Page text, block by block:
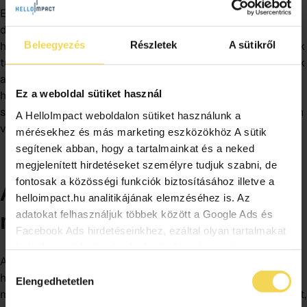
Beleegyezés Részletek A sütikről
Ez a weboldal sütiket használ
A HelloImpact weboldalon sütiket használunk a
mérésekhez és más marketing eszközökhöz A sütik
segítenek abban, hogy a tartalmainkat és a neked
megjelenített hirdetéseket személyre tudjuk szabni, de
fontosak a közösségi funkciók biztosításához illetve a
helloimpact.hu analitikájának elemzéséhez is. Az
adatokat felhasználjuk többek között a Google Ads és
Facebook Ads hirdetéseinkhez, ezáltal olyan tartalmakat
biztosításához arra kérünk, hogy engedd meg
számunkra minden mérés használatát. Természetesen
kiválasztása
Elengedhetetlen
Ehhez kapcsolódva Illés József is megosztotta saját
dilemmáját: korábban megkapta a cég azt a kommentet,
hogy a társadalmi szerepvállalás kommunikációja öncélúnak
tűnhet. József szerint azonban ezek az aktivitások nemcsak
a fiatalok projektmenedzsment-képességeit fejlesztik,
hanem közösségformáló erővel is bírnak, és egyre inkább
szerepet játszanak abban is, hogy a jelentkezők értékalapon
válasszanak munkahelyet.
Az ESG hatása a HR-re és a
munkaerőpiacra
A fenntarthatóság és az ESG nemcsak a vállalati stratégiát,
hanem a HR-t és a munkaerőpiacot is átalakítja. A
munkavállalók egyre inkább keresik azokat a munkahelyeket,